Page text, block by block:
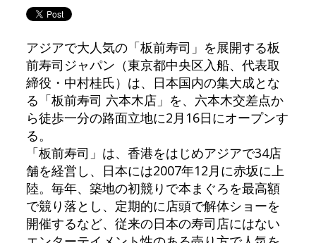
アジアで大人気の「板前寿司」を展開する板
前寿司ジャパン（東京都中央区入船、代表取
締役・中村桂氏）は、日本国内の集大成とな
る「板前寿司 六本木店」を、六本木交差点か
ら徒歩一分の路面立地に2月16日にオープンす
る。
「板前寿司」は、香港をはじめアジアで34店
舗を経営し、日本には2007年12月に赤坂に上
陸。毎年、築地の初競りで本まぐろを最高額
で競り落とし、定期的に店頭で解体ショーを
開催するなど、従来の日本の寿司店にはない